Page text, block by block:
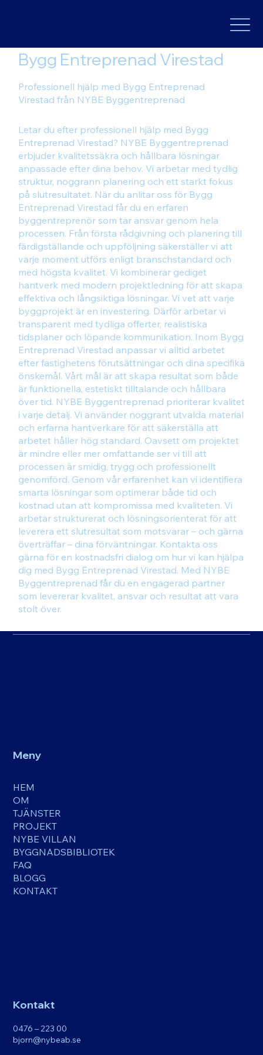
Bygg Entreprenad Virestad
Professionell hjälp med Bygg Entreprenad
Virestad från NYBE Byggentreprenad
Letar du efter professionell hjälp med Bygg
Entreprenad Virestad? NYBE Byggentreprenad
erbjuder kvalitetssäkra och hållbara lösningar
anpassade efter dina behov. Vi arbetar med tydlig
struktur, noggrann planering och ett starkt fokus
på slutresultatet. När du anlitar oss för Bygg
Entreprenad Virestad får du en erfaren
byggentreprenör som tar ansvar genom hela
processen. Från första rådgivning och planering till
färdigställande och uppföljning säkerställer vi att
varje moment utförs enligt branschstandard och
med högsta kvalitet. Vi kombinerar gediget
hantverk med modern projektledning för att skapa
effektiva och långsiktiga lösningar. Vi vet att varje
byggprojekt är en investering. Därför arbetar vi
transparent med tydliga offerter, realistiska
tidsplaner och löpande kommunikation. Inom Bygg
Entreprenad Virestad anpassar vi alltid arbetet
efter fastighetens förutsättningar och dina specifika
önskemål. Vårt mål är att skapa resultat som både
är funktionella, estetiskt tilltalande och hållbara
över tid. NYBE Byggentreprenad prioriterar kvalitet
i varje detalj. Vi använder noggrant utvalda material
och erfarna hantverkare för att säkerställa att
arbetet håller hög standard. Oavsett om projektet
är mindre eller mer omfattande ser vi till att
processen är smidig, trygg och professionellt
genomförd. Genom vår erfarenhet kan vi identifiera
smarta lösningar som optimerar både tid och
kostnad utan att kompromissa med kvaliteten. Vi
arbetar strukturerat och lösningsorienterat för att
leverera ett slutresultat som motsvarar – och gärna
överträffar – dina förväntningar. Kontakta oss
gärna för en kostnadsfri dialog om hur vi kan hjälpa
dig med Bygg Entreprenad Virestad. Med NYBE
Byggentreprenad får du en engagerad partner
som levererar kvalitet, ansvar och resultat att vara
stolt över.
Meny
HEM
OM
TJÄNSTER
PROJEKT
NYBE VILLAN
BYGGNADSBIBLIOTEK
FAQ
BLOGG
KONTAKT
Kontakt
0476 – 223 00
bjorn@nybeab.se